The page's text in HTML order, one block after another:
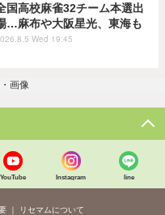
国高校麻雀32チーム本選出
…麻布や大阪星光、東海も
Wed 19:45
画像
YouTube Instagram line
リセマムについて